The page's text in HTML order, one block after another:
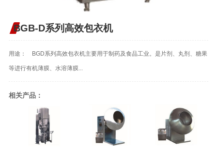
BGB-D系列高效包衣机
用途： BGD系列高效包衣机主要用于制药及食品工业。是片剂、丸剂、糖果
等进行有机薄膜、水溶薄膜...
相关产品：